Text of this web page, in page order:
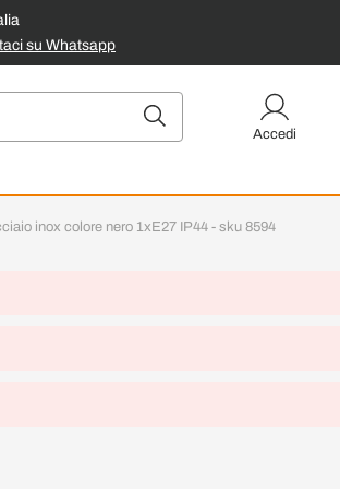
su Whatsapp
Accedi
inox colore nero 1xE27 IP44 - sku 8594